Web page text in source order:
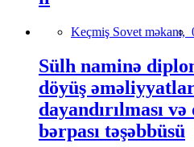
Keçmiş Sovet məkanı,
Sülh naminə
döyüş
dayandırılması və
bərpası təşəbbüsü